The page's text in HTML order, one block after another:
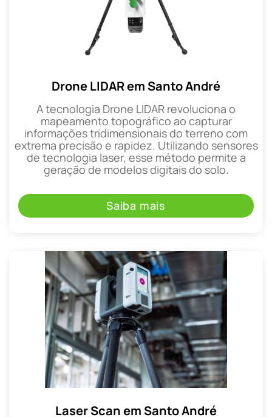
Drone LIDAR em Santo André
A tecnologia Drone LIDAR revoluciona o
mapeamento topográfico ao capturar
informações tridimensionais do terreno com
extrema precisão e rapidez. Utilizando sensores
de tecnologia laser, esse método permite a
geração de modelos digitais do solo.
Saiba mais
Laser Scan em Santo André